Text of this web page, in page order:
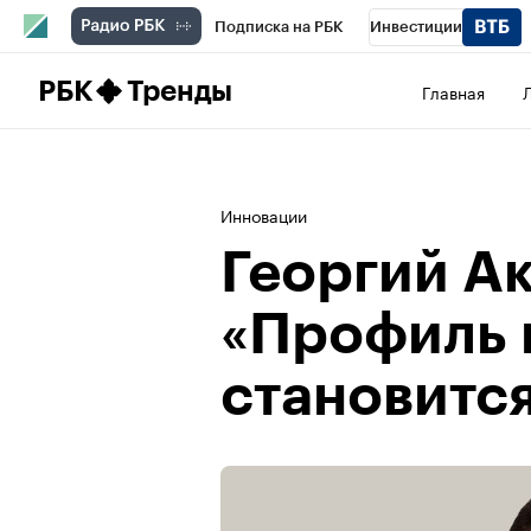
Подписка на РБК Инвестиции
РБК Тренды Главная
Инновации
Георгий
«Профиль